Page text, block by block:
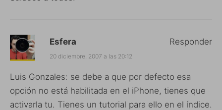
Esfera
20 diciembre, 2007 a las 20:12
Luis Gonzales: se debe a que por defecto esa
opción no está habilitada en el iPhone, tienes que
activarla tu. Tienes un tutorial para ello en el índice.
Responder